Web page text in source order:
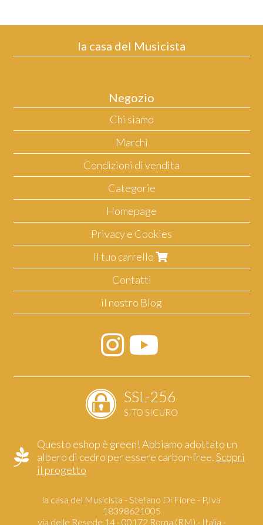
la casa del Musicista
Negozio
Chi siamo
Marchi
Condizioni di vendita
Categorie
Homepage
Privacy e Cookies
Il tuo carrello
Contatti
il nostro Blog
SSL-256
SITO SICURO
Questo eshop è green! Abbiamo adottato un
albero di cedro per essere carbon-free.Scopri
il progetto
la casa del Musicista - Stefano Di Fiore - P.Iva
18398621005
via delle Resede 14 - 00172 Roma (RM) - Italia -